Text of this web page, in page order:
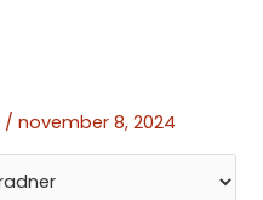
/november 8, 2024